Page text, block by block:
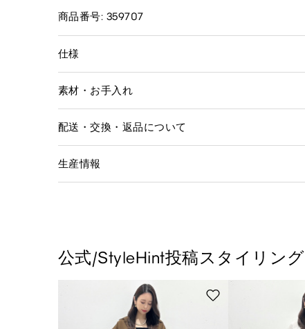
商品番号: 359707
仕様
素材・お手入れ
配送・交換・返品について
生産情報
公式/StyleHint投稿スタイリング